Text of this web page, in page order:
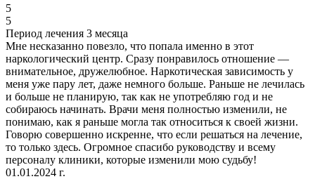
5
5
Период лечения 3 месяца
Мне несказанно повезло, что попала именно в этот
наркологический центр. Сразу понравилось отношение —
внимательное, дружелюбное. Наркотическая зависимость у
меня уже пару лет, даже немного больше. Раньше не лечилась
и больше не планирую, так как не употребляю год и не
собираюсь начинать. Врачи меня полностью изменили, не
понимаю, как я раньше могла так относиться к своей жизни.
Говорю совершенно искренне, что если решаться на лечение,
то только здесь. Огромное спасибо руководству и всему
персоналу клиники, которые изменили мою судьбу!
01.01.2024 г.